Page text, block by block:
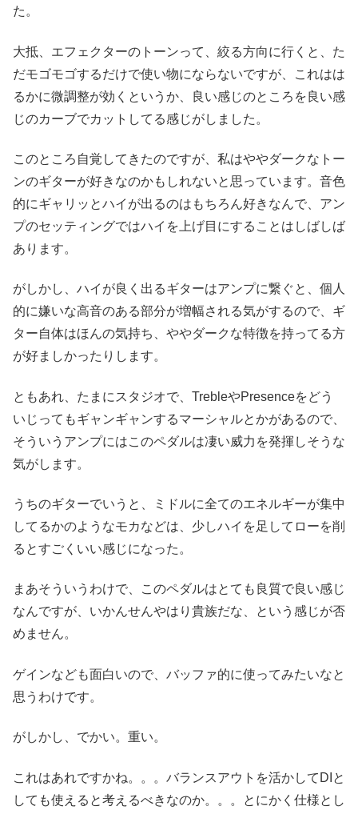
た。
大抵、エフェクターのトーンって、絞る方向に行くと、た
だモゴモゴするだけで使い物にならないですが、これはは
るかに微調整が効くというか、良い感じのところを良い感
じのカーブでカットしてる感じがしました。
このところ自覚してきたのですが、私はややダークなトー
ンのギターが好きなのかもしれないと思っています。音色
的にギャリッとハイが出るのはもちろん好きなんで、アン
プのセッティングではハイを上げ目にすることはしばしば
あります。
がしかし、ハイが良く出るギターはアンプに繋ぐと、個人
的に嫌いな高音のある部分が増幅される気がするので、ギ
ター自体はほんの気持ち、ややダークな特徴を持ってる方
が好ましかったりします。
ともあれ、たまにスタジオで、TrebleやPresenceをどう
いじってもギャンギャンするマーシャルとかがあるので、
そういうアンプにはこのペダルは凄い威力を発揮しそうな
気がします。
うちのギターでいうと、ミドルに全てのエネルギーが集中
してるかのようなモカなどは、少しハイを足してローを削
るとすごくいい感じになった。
まあそういうわけで、このペダルはとても良質で良い感じ
なんですが、いかんせんやはり貴族だな、という感じが否
めません。
ゲインなども面白いので、バッファ的に使ってみたいなと
思うわけです。
がしかし、でかい。重い。
これはあれですかね。。。バランスアウトを活かしてDIと
しても使えると考えるべきなのか。。。とにかく仕様とし